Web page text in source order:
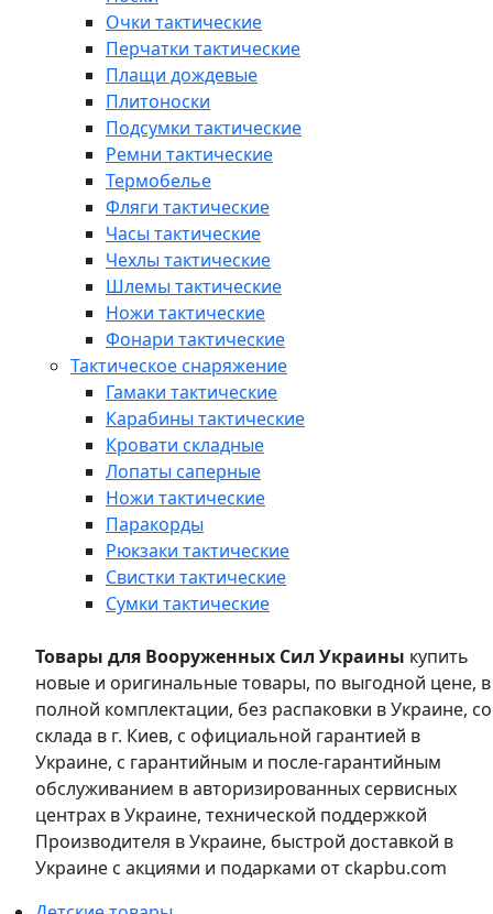
Очки тактические
Перчатки тактические
Плащи дождевые
Плитоноски
Подсумки тактические
Ремни тактические
Термобелье
Фляги тактические
Часы тактические
Чехлы тактические
Шлемы тактические
Ножи тактические
Фонари тактические
Тактическое снаряжение
Гамаки тактические
Карабины тактические
Кровати складные
Лопаты саперные
Ножи тактические
Паракорды
Рюкзаки тактические
Свистки тактические
Сумки тактические
Товары для Вооруженных Сил Украины купить
новые и оригинальные товары, по выгодной цене, в
полной комплектации, без распаковки в Украине, со
склада в г. Киев, с официальной гарантией в
Украине, с гарантийным и после-гарантийным
обслуживанием в авторизированных сервисных
центрах в Украине, технической поддержкой
Производителя в Украине, быстрой доставкой в
Украине с акциями и подарками от ckapbu.com